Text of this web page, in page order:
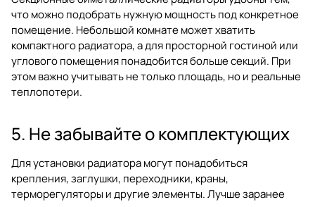
что можно подобрать нужную мощность под конкретное
помещение. Небольшой комнате может хватить
компактного радиатора, а для просторной гостиной или
углового помещения понадобится больше секций. При
этом важно учитывать не только площадь, но и реальные
теплопотери.
5. Не забывайте о комплектующих
Для установки радиатора могут понадобиться
крепления, заглушки, переходники, краны,
терморегуляторы и другие элементы. Лучше заранее